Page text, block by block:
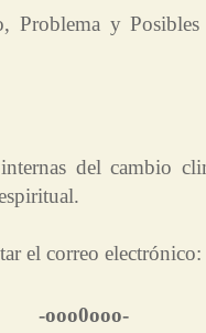
Problema y
del cambio
el correo electrónico:
-ooo0ooo-